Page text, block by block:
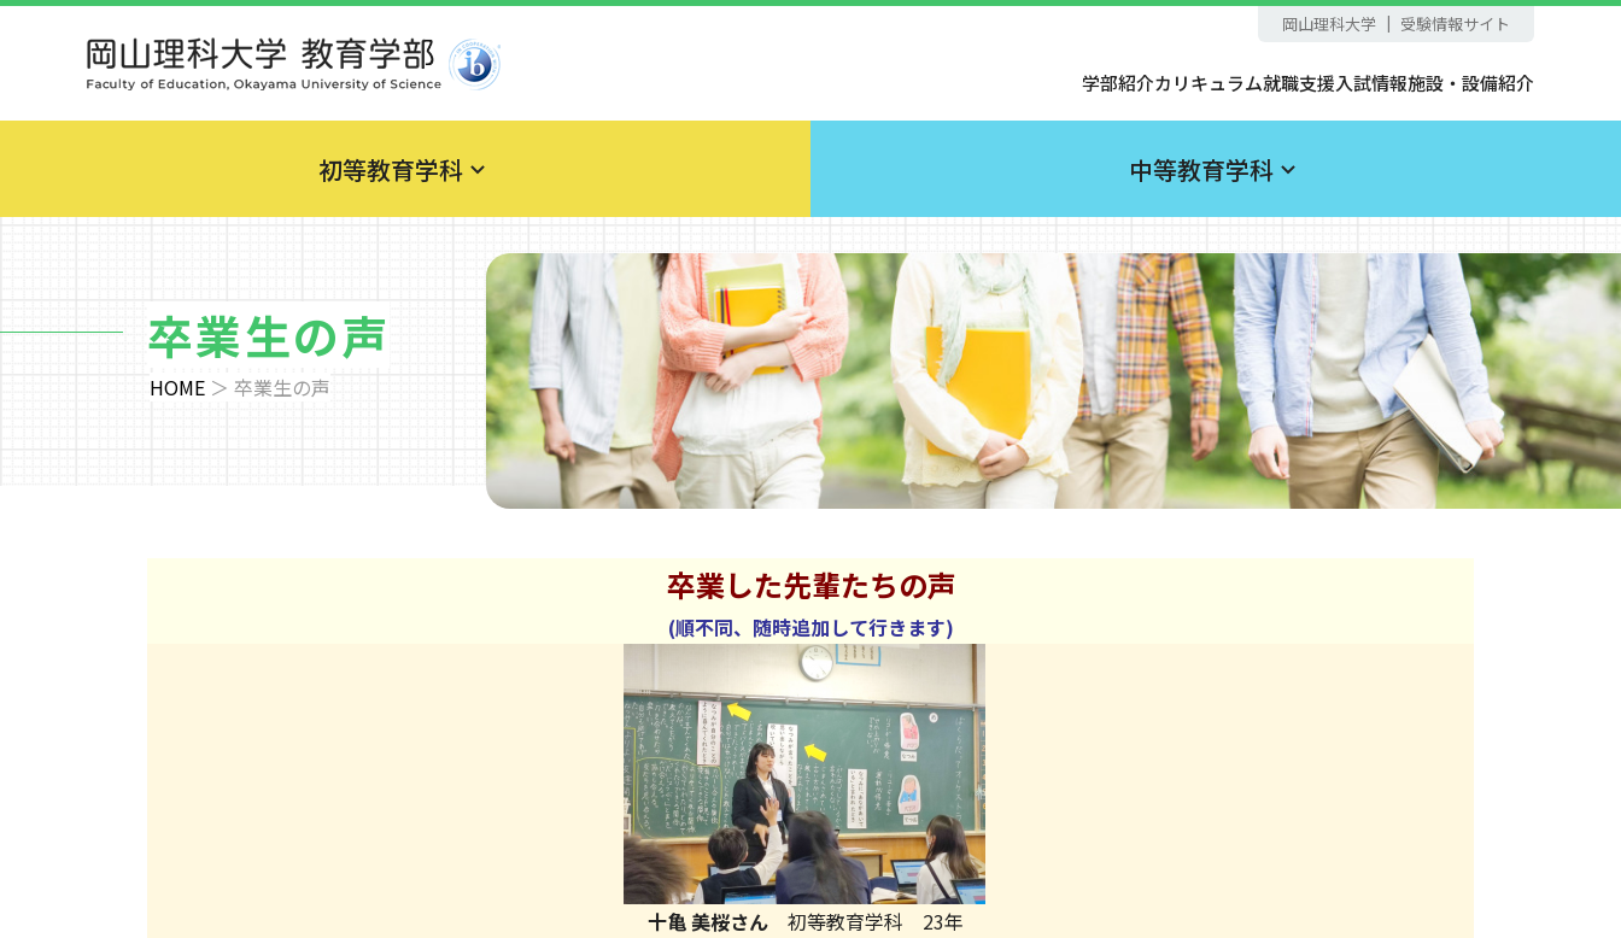
岡山理科大学 受験情報サイト
学部紹介カリキュラム就職支援入試情報施設・設備紹介
初等教育学科 中等教育学科
卒業生の声
HOME ＞ 卒業生の声
卒業した先輩たちの声
(順不同、随時追加して行きます)
十亀 美桜さん 初等教育学科 23年